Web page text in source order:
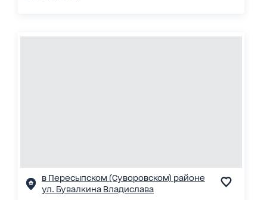
в Пересыпском (Суворовском) районе
ул. Бувалкина Владислава